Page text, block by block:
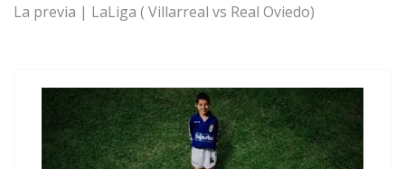
La previa | LaLiga ( Villarreal vs Real Oviedo)